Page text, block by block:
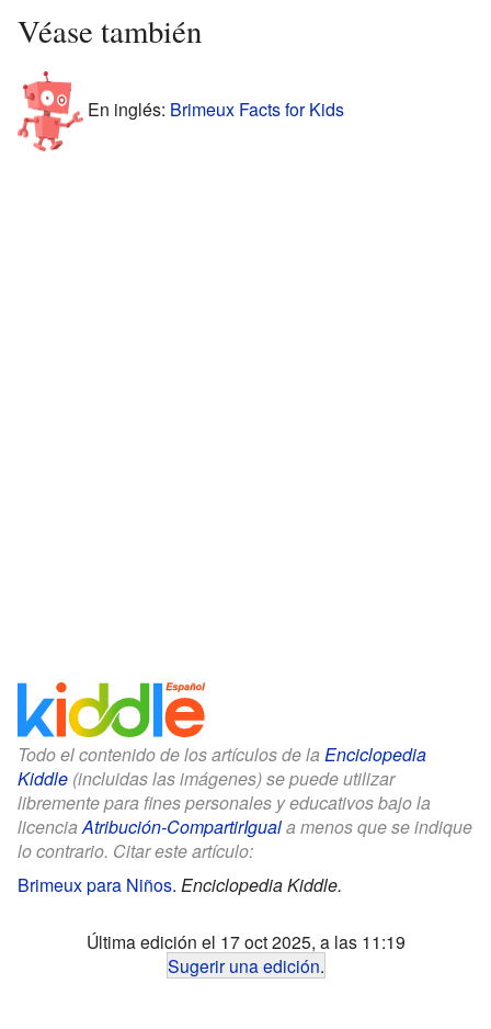
Véase también
En inglés: Brimeux Facts for Kids
Todo el contenido de los artículos de la Enciclopedia
Kiddle (incluidas las imágenes) se puede utilizar
libremente para fines personales y educativos bajo la
licenciaAtribución-CompartirIguala menos que se indique
lo contrario. Citar este artículo:
Brimeux para Niños. Enciclopedia Kiddle.
Última edición el 17 oct 2025, a las 11:19
Sugerir una edición.